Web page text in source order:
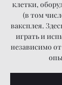
клетки,
(в том
ваксплея.
играть и
независимо